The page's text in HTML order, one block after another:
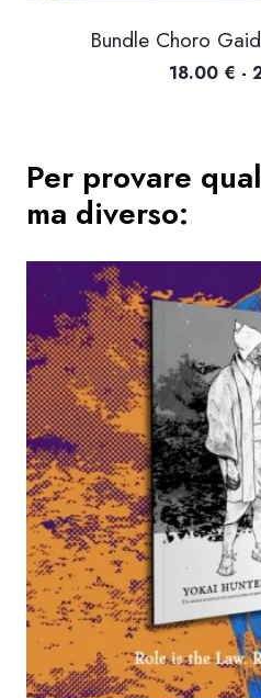
Bundle Choro
18.00 € -
Per provare
ma diverso: